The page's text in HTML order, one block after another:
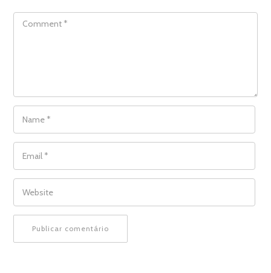
COMMENT
NAME
EMAIL
WEBSITE